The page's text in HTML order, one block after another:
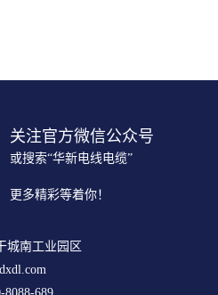
关注官方微信公众号
或搜索“华新电线电缆”
更多精彩等着你！
城南工业园区